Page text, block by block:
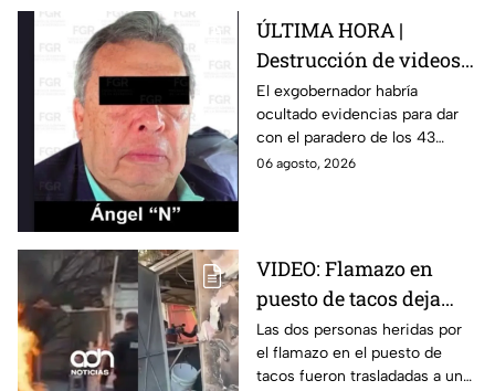
ÚLTIMA HORA |
Destrucción de videos
clave y amenazas a
testigos por parte de
exgobernador Ángel
Aguirre: FGR
El exgobernador habría
ocultado evidencias para dar
con el paradero de los 43
estudiantes desaparecidos de
06 agosto, 2026
VIDEO: Flamazo en
puesto de tacos deja
dos heridos en CDMX
Las dos personas heridas por
el flamazo en el puesto de
tacos fueron trasladadas a un